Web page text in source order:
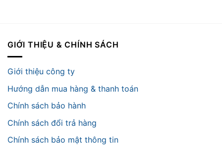
GIỚI THIỆU & CHÍNH SÁCH
Giới thiệu công ty
Hướng dẫn mua hàng & thanh toán
Chính sách bảo hành
Chính sách đổi trả hàng
Chính sách bảo mật thông tin